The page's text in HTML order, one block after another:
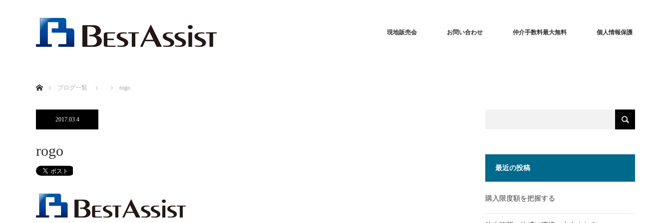
現地販売会 お問い合わせ 仲介手数料最大無料 個人情報保護
ブログ一覧
rogo
2017.03.4
rogo
最近の投稿
購入限度額を把握する